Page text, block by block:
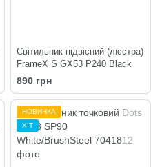
Світильник підвісний (люстра)
FrameX S GX53 P240 Black
890 грн
НОВИНКА
ХІТ